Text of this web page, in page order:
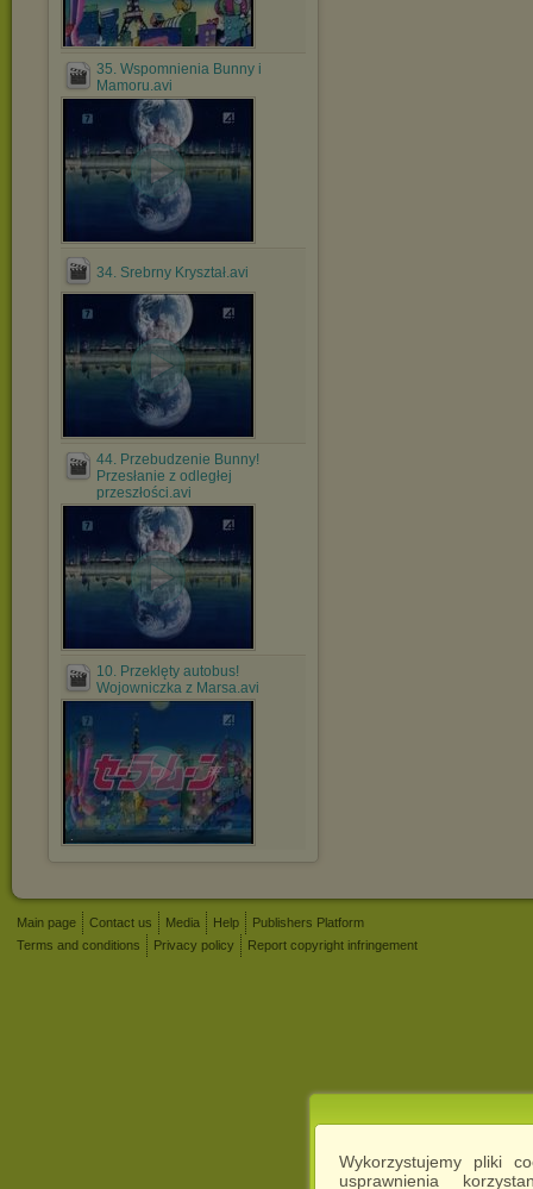
Wykorzystujemy pliki
usprawnienia
35. Wspomnienia Bunny i
Mamoru.avi
34. Srebrny Kryształ.avi
44. Przebudzenie Bunny!
Przesłanie z odległej
przeszłości.avi
10. Przeklęty autobus!
Wojowniczka z Marsa.avi
Main page Contact us Media Help
Publishers Platform
Terms and conditions
Privacy policy Report copyright infringement